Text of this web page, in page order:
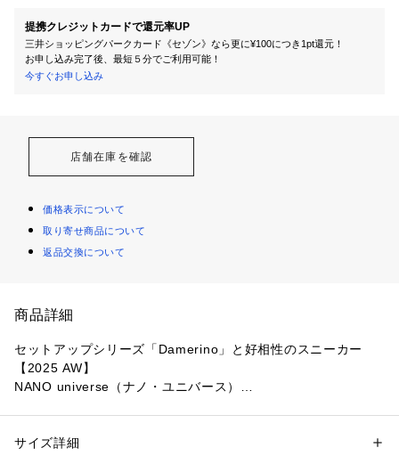
提携クレジットカードで還元率UP
三井ショッピングパークカード《セゾン》なら更に¥100につき1pt還元！
お申し込み完了後、最短５分でご利用可能！
今すぐお申し込み
店舗在庫を確認
価格表示について
取り寄せ商品について
返品交換について
商品詳細
セットアップシリーズ「Damerino」と好相性のスニーカー
【2025 AW】
NANO universe（ナノ・ユニバース）
ーズ◆
性別：メンズ
サイズ詳細